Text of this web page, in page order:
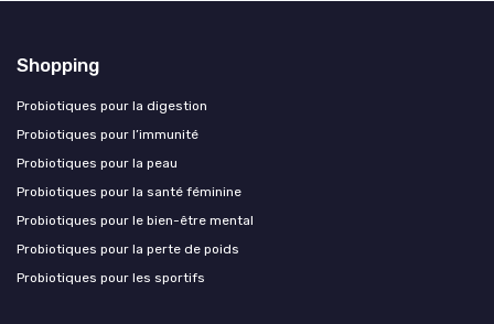
Shopping
Probiotiques pour la digestion
Probiotiques pour l’immunité
Probiotiques pour la peau
Probiotiques pour la santé féminine
Probiotiques pour le bien-être mental
Probiotiques pour la perte de poids
Probiotiques pour les sportifs